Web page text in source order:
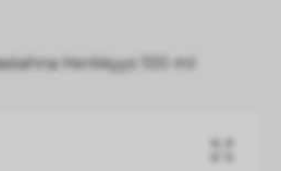
Herkkyys 100 ml